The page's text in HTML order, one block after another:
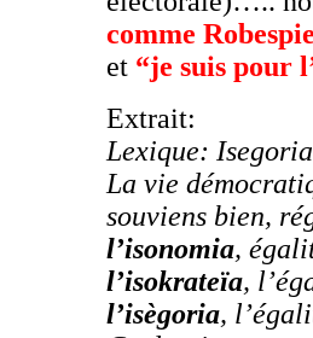
comme
et “je suis pour
Extrait:
Lexique: Isegoria
La vie
souviens bien,
l’isonomia,
l’isokrateïa,
l’isègoria,